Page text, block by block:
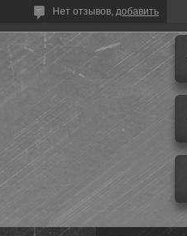
Нет отзывов, добавить